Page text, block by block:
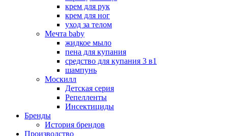
крем для рук
крем для ног
уход за телом
Мечта baby
жидкое мыло
пена для купания
средство для купания 3 в1
шампунь
Москилл
Детская серия
Репелленты
Инсектициды
Бренды
История брендов
Производство